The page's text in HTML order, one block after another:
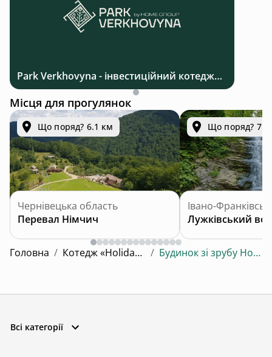
Park Verkhovyna - інвестиційний котеджний комплекс біля Верховини в Карпатах
Місця для прогулянок
Що поряд? 6.1 км
Чернівецька область
Перевал Німчич
Що поряд? 7.4
Івано-
Лужківський
Головна / Котедж «Holiday Cottage Sofi» / Будинок зі зрубу Holiday Cottage Sofi
Всі категорії